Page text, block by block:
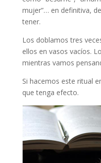
mujer”… en definitiva,
tener.
Los doblamos tres
ellos en vasos vacíos.
mientras vamos
Si hacemos este ritual
que tenga efecto.